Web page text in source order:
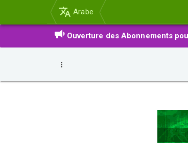
Arabe
Ouverture des Abonnements